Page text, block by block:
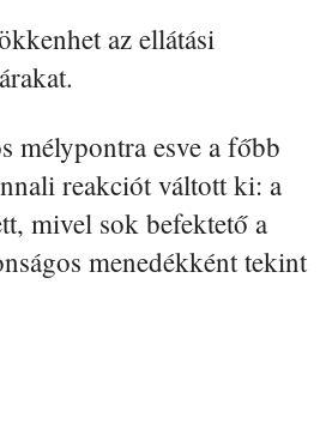
az ellátási
mélypontra esve a főbb
reakciót váltott ki: a
mivel sok befektető a
menedékként tekint